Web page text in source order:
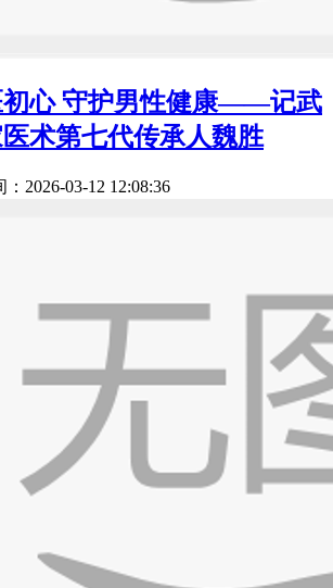
初心 守护男性健康——记武
术第七代传承人魏胜
：2026-03-12 12:08:36